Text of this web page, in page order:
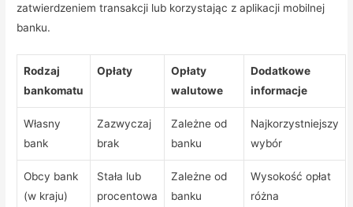
zatwierdzeniem transakcji lub korzystając z aplikacji mobilnej
banku.
Rodzaj
bankomatu
Opłaty
Opłaty
walutowe
Dodatkowe
informacje
Własny
bank
Zazwyczaj
brak
Zależne od
banku
Najkorzystniejszy
wybór
Obcy bank
(w kraju)
Stała lub
procentowa
Zależne od
banku
Wysokość opłat
różna